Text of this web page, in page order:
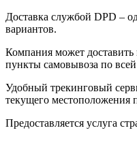
Доставка службой DPD –
вариантов.
Компания может доставить
пункты самовывоза по
Удобный трекинговый
текущего местоположения
Предоставляется услуга